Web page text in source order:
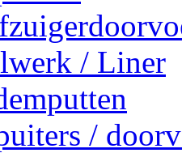
/ Liner
/